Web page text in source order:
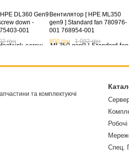
HPE DL360 Gen9
down -
001
грн
Вентилятор [ HPE ML350
gen9 ] Standard fan 780976-
001 768954-001
800 грн
1 092 грн
та комплектуючі
Робочі
Спец.